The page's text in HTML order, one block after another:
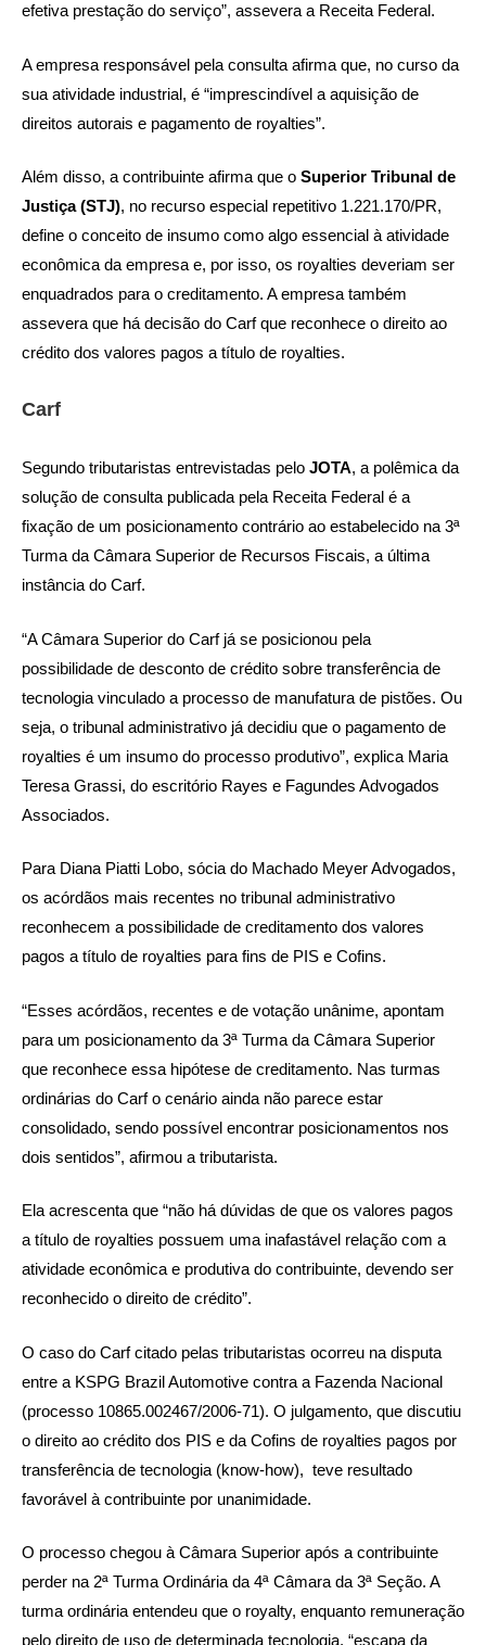
efetiva prestação do serviço”, assevera a Receita Federal.
A empresa responsável pela consulta afirma que, no curso da
sua atividade industrial, é “imprescindível a aquisição de
direitos autorais e pagamento de royalties”.
Além disso, a contribuinte afirma que o Superior Tribunal de
Justiça (STJ), no recurso especial repetitivo 1.221.170/PR,
define o conceito de insumo como algo essencial à atividade
econômica da empresa e, por isso, os royalties deveriam ser
enquadrados para o creditamento. A empresa também
assevera que há decisão do Carf que reconhece o direito ao
crédito dos valores pagos a título de royalties.
Carf
Segundo tributaristas entrevistadas pelo JOTA, a polêmica da
solução de consulta publicada pela Receita Federal é a
fixação de um posicionamento contrário ao estabelecido na 3ª
Turma da Câmara Superior de Recursos Fiscais, a última
instância do Carf.
“A Câmara Superior do Carf já se posicionou pela
possibilidade de desconto de crédito sobre transferência de
tecnologia vinculado a processo de manufatura de pistões. Ou
seja, o tribunal administrativo já decidiu que o pagamento de
royalties é um insumo do processo produtivo”, explica Maria
Teresa Grassi, do escritório Rayes e Fagundes Advogados
Associados.
Para Diana Piatti Lobo, sócia do Machado Meyer Advogados,
os acórdãos mais recentes no tribunal administrativo
reconhecem a possibilidade de creditamento dos valores
pagos a título de royalties para fins de PIS e Cofins.
“Esses acórdãos, recentes e de votação unânime, apontam
para um posicionamento da 3ª Turma da Câmara Superior
que reconhece essa hipótese de creditamento. Nas turmas
ordinárias do Carf o cenário ainda não parece estar
consolidado, sendo possível encontrar posicionamentos nos
dois sentidos”, afirmou a tributarista.
Ela acrescenta que “não há dúvidas de que os valores pagos
a título de royalties possuem uma inafastável relação com a
atividade econômica e produtiva do contribuinte, devendo ser
reconhecido o direito de crédito”.
O caso do Carf citado pelas tributaristas ocorreu na disputa
entre a KSPG Brazil Automotive contra a Fazenda Nacional
(processo 10865.002467/2006-71). O julgamento, que discutiu
o direito ao crédito dos PIS e da Cofins de royalties pagos por
transferência de tecnologia (know-how), teve resultado
favorável à contribuinte por unanimidade.
O processo chegou à Câmara Superior após a contribuinte
perder na 2ª Turma Ordinária da 4ª Câmara da 3ª Seção. A
turma ordinária entendeu que o royalty, enquanto remuneração
pelo direito de uso de determinada tecnologia, “escapa da